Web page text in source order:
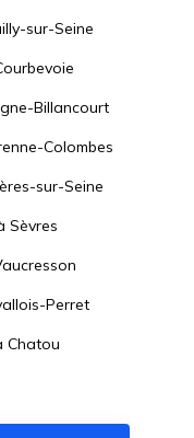
sur-Seine
Billancourt
Colombes
sur-Seine
Sèvres
Perret
Chatou
Bezons